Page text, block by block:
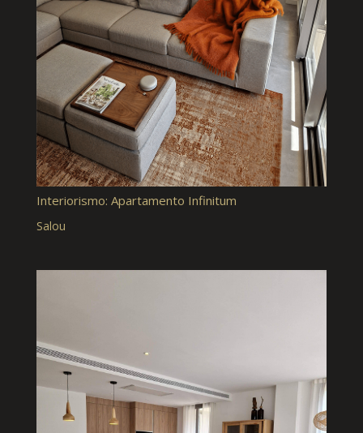
Interiorismo: Apartamento Infinitum
Salou